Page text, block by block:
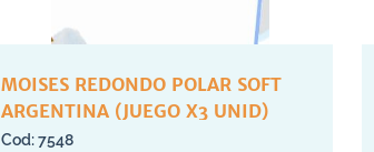
MOISES REDONDO POLAR SOFT
ARGENTINA (JUEGO X3 UNID)
7548